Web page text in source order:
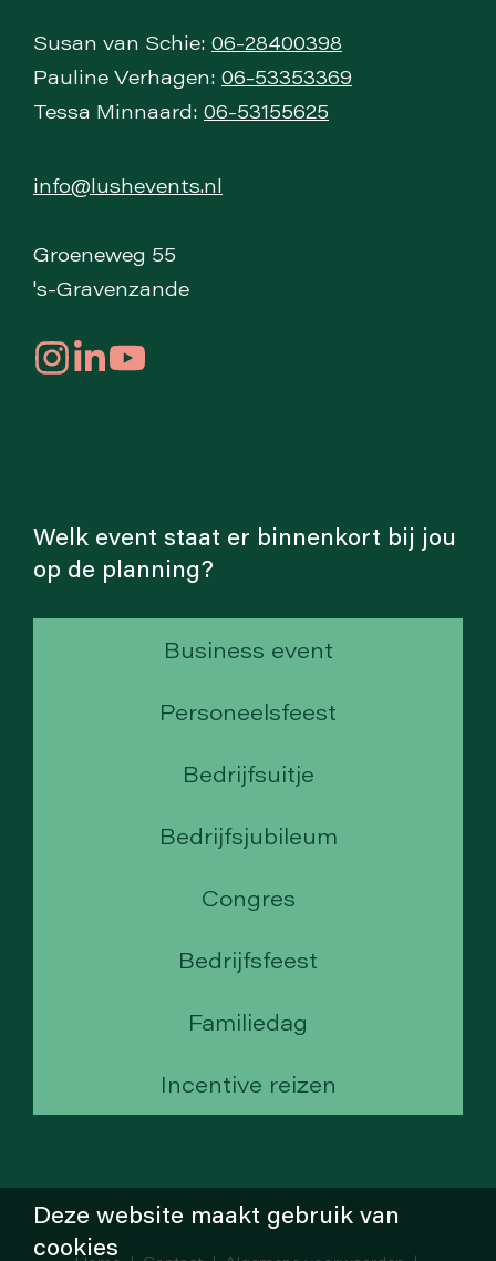
Susan van Schie: 06-28400398
Pauline Verhagen: 06-53353369
Tessa Minnaard: 06-53155625
info@lushevents.nl
Groeneweg 55
's-Gravenzande
Welk event staat er binnenkort bij jou
op de planning?
Business event
Personeelsfeest
Bedrijfsuitje
Bedrijfsjubileum
Congres
Bedrijfsfeest
Familiedag
Incentive reizen
Deze website maakt gebruik van
cookies